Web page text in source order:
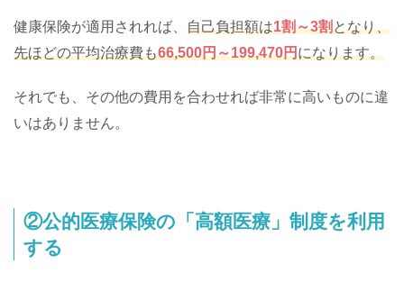
健康保険が適用されれば、 自己負担額は1割～3割となり、
先ほどの平均治療費も66,500円～199,470円になります。
それでも、その他の費用を合わせれば非常に高いものに違
いはありません。
②公的医療保険の「高額医療」制度を利用
する